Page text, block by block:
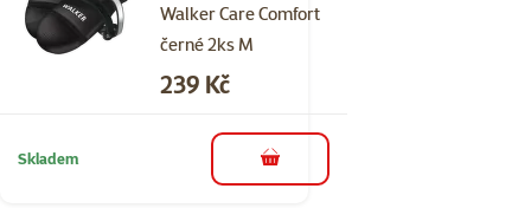
Walker Care Comfort
černé 2ks M
Cena
239 Kč
Skladem do košíku